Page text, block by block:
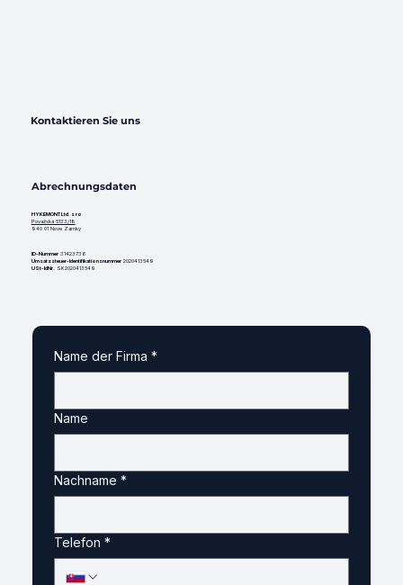
Kontaktieren Sie uns
Abrechnungsdaten
HYKEMONT Ltd. s ro
Považská 5133/18
940 01 Nove Zamky
ID-Nummer31423736
Umsatzsteuer-Identifikationsnummer2020413549
USt-IdNr.
SK2020413549
Name der Firma *
Name
Nachname *
Telefon *